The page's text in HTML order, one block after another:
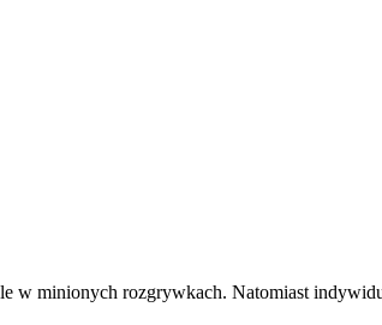
w minionych rozgrywkach. Natomiast